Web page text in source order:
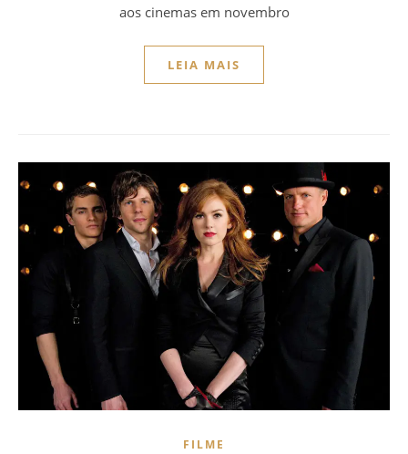
aos cinemas em novembro
LEIA MAIS
FILME